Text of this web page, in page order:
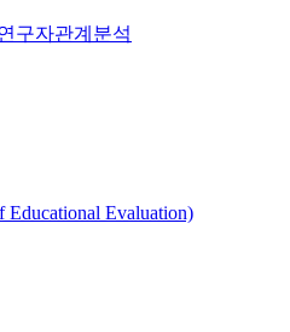
구자관계분석
Evaluation)